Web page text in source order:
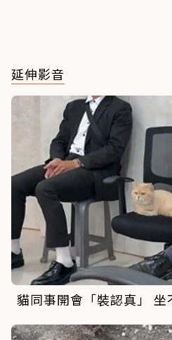
延伸影音
貓同事開會「裝認真」